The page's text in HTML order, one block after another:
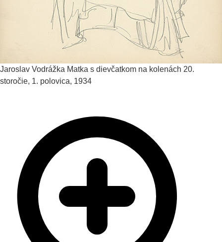
Jaroslav Vodrážka Matka s dievčatkom na kolenách 20.
storočie, 1. polovica, 1934